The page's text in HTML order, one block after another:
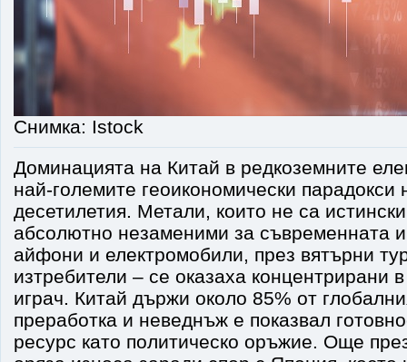
Снимка: Istock
Доминацията на Китай в редкоземните
най-големите геоикономически парадокси
десетилетия. Метали, които не са
абсолютно незаменими за съвременната
айфони и електромобили, през вятърни
изтребители – се оказаха концентрирани
играч. Китай държи около 85% от
преработка и неведнъж е показвал
ресурс като политическо оръжие. Още